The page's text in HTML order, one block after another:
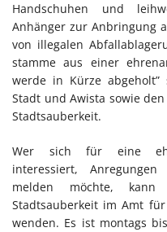
Handschuhen und
Anhänger zur Anbringung
von illegalen
stamme aus einer
werde in Kürze
Stadt und Awista sowie
Stadtsauberkeit.
Wer sich für eine
interessiert,
melden möchte,
Stadtsauberkeit im Amt
wenden. Es ist montags